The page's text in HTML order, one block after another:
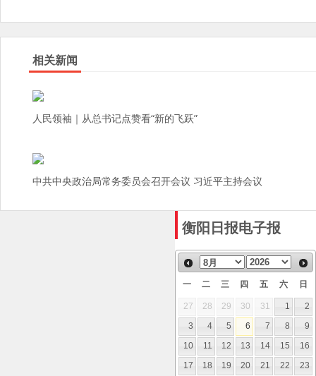
相关新闻
人民领袖｜从总书记点赞看“新的飞跃”
中共中央政治局常务委员会召开会议 习近平主持会议
衡阳日报电子报
一 二 三 四 五 六 日
27 28 29 30 31 1
2
3
4 5 6 7 8
9
10
11 12 13 14 15
16
17
18 19 20 21 22
23